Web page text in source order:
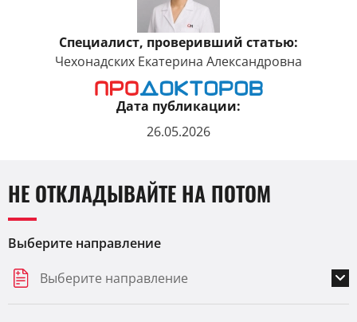
Специалист, проверивший статью:
Чехонадских Екатерина Александровна
Дата публикации:
26.05.2026
НЕ ОТКЛАДЫВАЙТЕ НА ПОТОМ
Выберите направление
Выберите направление